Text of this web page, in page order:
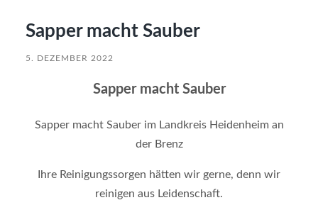
Sapper macht Sauber
5. DEZEMBER 2022
Sapper macht Sauber
Sapper macht Sauber im Landkreis Heidenheim an
der Brenz
Ihre Reinigungssorgen hätten wir gerne, denn wir
reinigen aus Leidenschaft.